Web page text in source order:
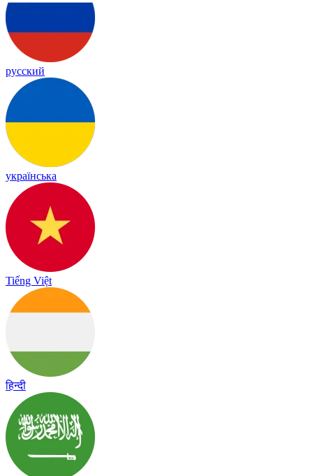
русский
українська
Tiếng Việt
हिन्दी